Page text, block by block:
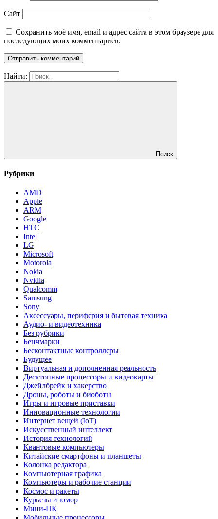
Сайт
Сохранить моё имя, email и адрес сайта в этом браузере для
последующих моих комментариев.
Найти:
Поиск
Рубрики
AMD
Apple
ARM
Google
HTC
Intel
LG
Microsoft
Motorola
Nokia
Nvidia
Qualcomm
Samsung
Sony
Аксессуары, периферия и бытовая техника
Аудио- и видеотехника
Без рубрики
Бенчмарки
Бесконтактные контроллеры
Будущее
Виртуальная и дополненная реальность
Десктопные процессоры и видеокарты
Джейлбрейк и хакерство
Дроны, роботы и биоботы
Игры и игровые приставки
Инновационные технологии
Интернет вещей (IoT)
Искусственный интеллект
История технологий
Квантовые компьютеры
Китайские смартфоны и планшеты
Колонка редактора
Компьютерная графика
Компьютеры и рабочие станции
Космос и ракеты
Курьезы и юмор
Мини-ПК